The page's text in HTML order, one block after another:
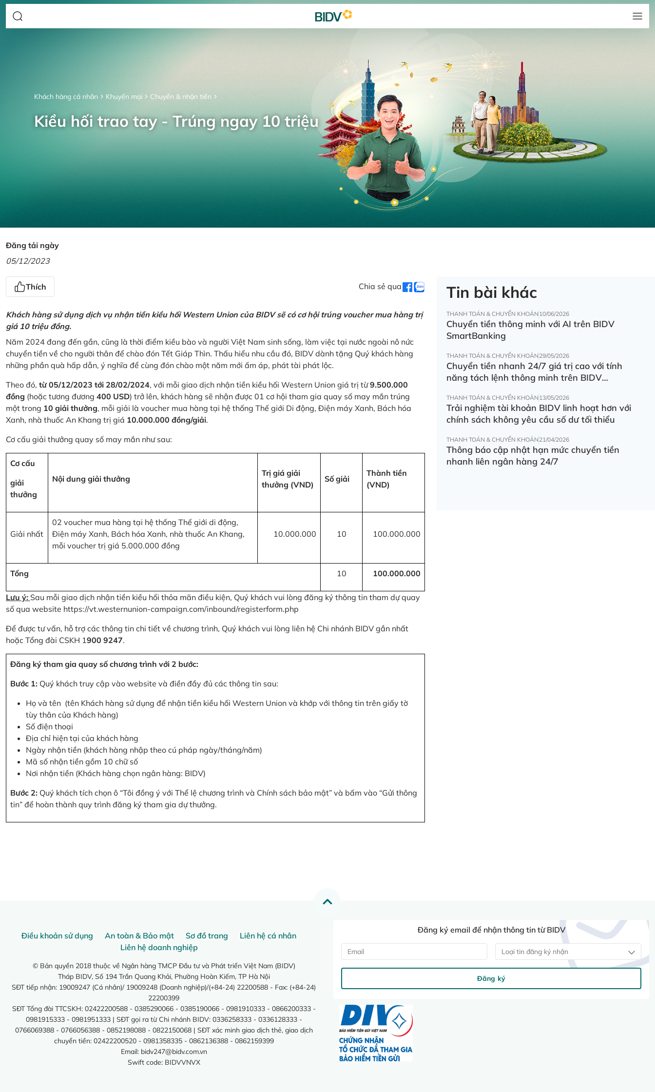
Khách hàng cá nhân Khuyến mại Chuyển & nhận tiền
Kiều hối trao tay - Trúng ngay 10 triệu
Đăng tải ngày
05/12/2023
Thích Chia sẻ qua
Khách hàng sử dụng dịch vụ nhận tiền kiều hối Western Union của BIDV sẽ có cơ hội trúng voucher mua hàng trị
giá 10 triệu đồng.
Năm 2024 đang đến gần, cũng là thời điểm kiều bào và người Việt Nam sinh sống, làm việc tại nước ngoài nô nức
chuyển tiền về cho người thân để chào đón Tết Giáp Thìn. Thấu hiểu nhu cầu đó, BIDV dành tặng Quý khách hàng
những phần quà hấp dẫn, ý nghĩa để cùng đón chào một năm mới ấm áp, phát tài phát lộc.
Theo đó, từ 05/12/2023 tới 28/02/2024, với mỗi giao dịch nhận tiền kiều hối Western Union giá trị từ9.500.000
đồng (hoặc tương đương 400 USD) trở lên, khách hàng sẽ nhận được 01 cơ hội tham gia quay số may mắn trúng
một trong 10 giải thưởng, mỗi giải là voucher mua hàng tại hệ thống Thế giới Di động, Điện máy Xanh, Bách hóa
Xanh, nhà thuốc An Khang trị giá 10.000.000 đồng/giải.
Cơ cấu giải thưởng quay số may mắn như sau:
Cơ cấu
giải
thưởng
Nội dung giải thưởng
Trị giá giải
thưởng (VND)
Số giải
Thành tiền
(VND)
Giải nhất
02 voucher mua hàng tại hệ thống Thế giới di động,
Điện máy Xanh, Bách hóa Xanh, nhà thuốc An Khang,
mỗi voucher trị giá 5.000.000 đồng
10.000.000 10 100.000.000
Tổng 10 100.000.000
Lưu ý: Sau mỗi giao dịch nhận tiền kiều hối thỏa mãn điều kiện, Quý khách vui lòng đăng ký thông tin tham dự quay
số qua website https://vt.westernunion-campaign.com/inbound/registerform.php
Để được tư vấn, hỗ trợ các thông tin chi tiết về chương trình, Quý khách vui lòng liên hệ Chi nhánh BIDV gần nhất
hoặc Tổng đài CSKH 1900 9247.
Đăng ký tham gia quay số chương trình với 2 bước:
Bước 1: Quý khách truy cập vào website và điền đầy đủ các thông tin sau:
Họ và tên (tên Khách hàng sử dụng để nhận tiền kiều hối Western Union và khớp với thông tin trên giấy tờ
tùy thân của Khách hàng)
Số điện thoại
Địa chỉ hiện tại của khách hàng
Ngày nhận tiền (khách hàng nhập theo cú pháp ngày/tháng/năm)
Mã số nhận tiền gồm 10 chữ số
Nơi nhận tiền (Khách hàng chọn ngân hàng: BIDV)
Bước 2: Quý khách tích chọn ô “Tôi đồng ý với Thể lệ chương trình và Chính sách bảo mật” và bấm vào “Gửi thông
tin” để hoàn thành quy trình đăng ký tham gia dự thưởng.
Tin bài khác
THANH TOÁN & CHUYỂN KHOẢN 10/06/2026
Chuyển tiền thông minh với AI trên BIDV
SmartBanking
THANH TOÁN & CHUYỂN KHOẢN 29/05/2026
Chuyển tiền nhanh 24/7 giá trị cao với tính
năng tách lệnh thông minh trên BIDV
THANH TOÁN & CHUYỂN KHOẢN 13/05/2026
Trải nghiệm tài khoản BIDV linh hoạt hơn với
chính sách không yêu cầu số dư tối thiểu
THANH TOÁN & CHUYỂN KHOẢN 21/04/2026
Thông báo cập nhật hạn mức chuyển tiền
nhanh liên ngân hàng 24/7
Điều khoản sử dụng An toàn & Bảo mật Sơ đồ trang
Liên hệ cá nhân
Liên hệ doanh nghiệp
© Bản quyền 2018 thuộc về Ngân hàng TMCP Đầu tư và Phát triển Việt Nam (BIDV)
Tháp BIDV, Số 194 Trần Quang Khải, Phường Hoàn Kiếm, TP Hà Nội
SĐT tiếp nhận: 19009247 (Cá nhân)/ 19009248 (Doanh nghiệp)/(+84-24) 22200588 - Fax: (+84-24)
22200399
SĐT Tổng đài TTCSKH: 02422200588 - 0385290066 - 0385190066 - 0981910333 - 0866200333 -
0981915333 - 0981951333 | SĐT gọi ra từ Chi nhánh BIDV: 0336258333 - 0336128333 -
0766069388 - 0766056388 - 0852198088 - 0822150068 | SĐT xác minh giao dịch thẻ, giao dịch
chuyển tiền: 02422200520 - 0981358335 - 0862136388 - 0862159399
Email: bidv247@bidv.com.vn
Swift code: BIDVVNVX
Đăng ký email để nhận thông tin từ BIDV
Loại tin đăng ký nhận
Đăng ký